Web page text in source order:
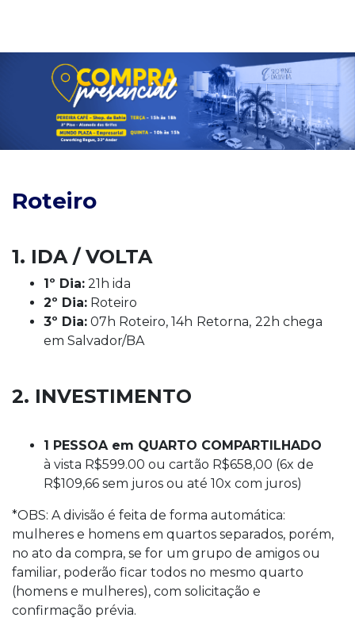
Roteiro
1. IDA / VOLTA
1º Dia: 21h ida
2º Dia: Roteiro
3º Dia: 07h Roteiro, 14h Retorna, 22h chega
em Salvador/BA
2. INVESTIMENTO
1 PESSOA em QUARTO COMPARTILHADO
à vista R$599.00 ou cartão R$658,00 (6x de
R$109,66 sem juros ou até 10x com juros)
*OBS: A divisão é feita de forma automática:
mulheres e homens em quartos separados, porém,
no ato da compra, se for um grupo de amigos ou
familiar, poderão ficar todos no mesmo quarto
(homens e mulheres), com solicitação e
confirmação prévia.